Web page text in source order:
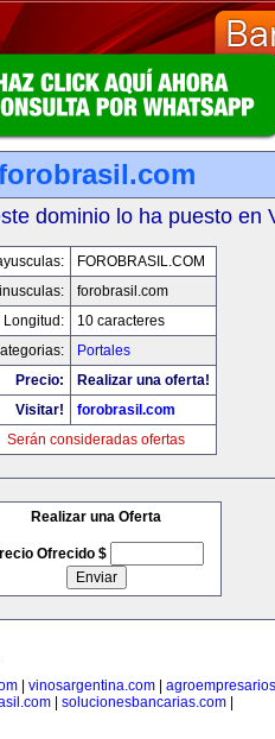
dominio lo ha puesto en
FOROBRASIL.COM
forobrasil.com
Longitud:
10 caracteres
Portales
Precio:
Realizar una oferta!
Visitar!
forobrasil.com
Serán consideradas ofertas
Realizar una Oferta
Ofrecido $
vinosargentina.com
| solucionesbancarias.com|